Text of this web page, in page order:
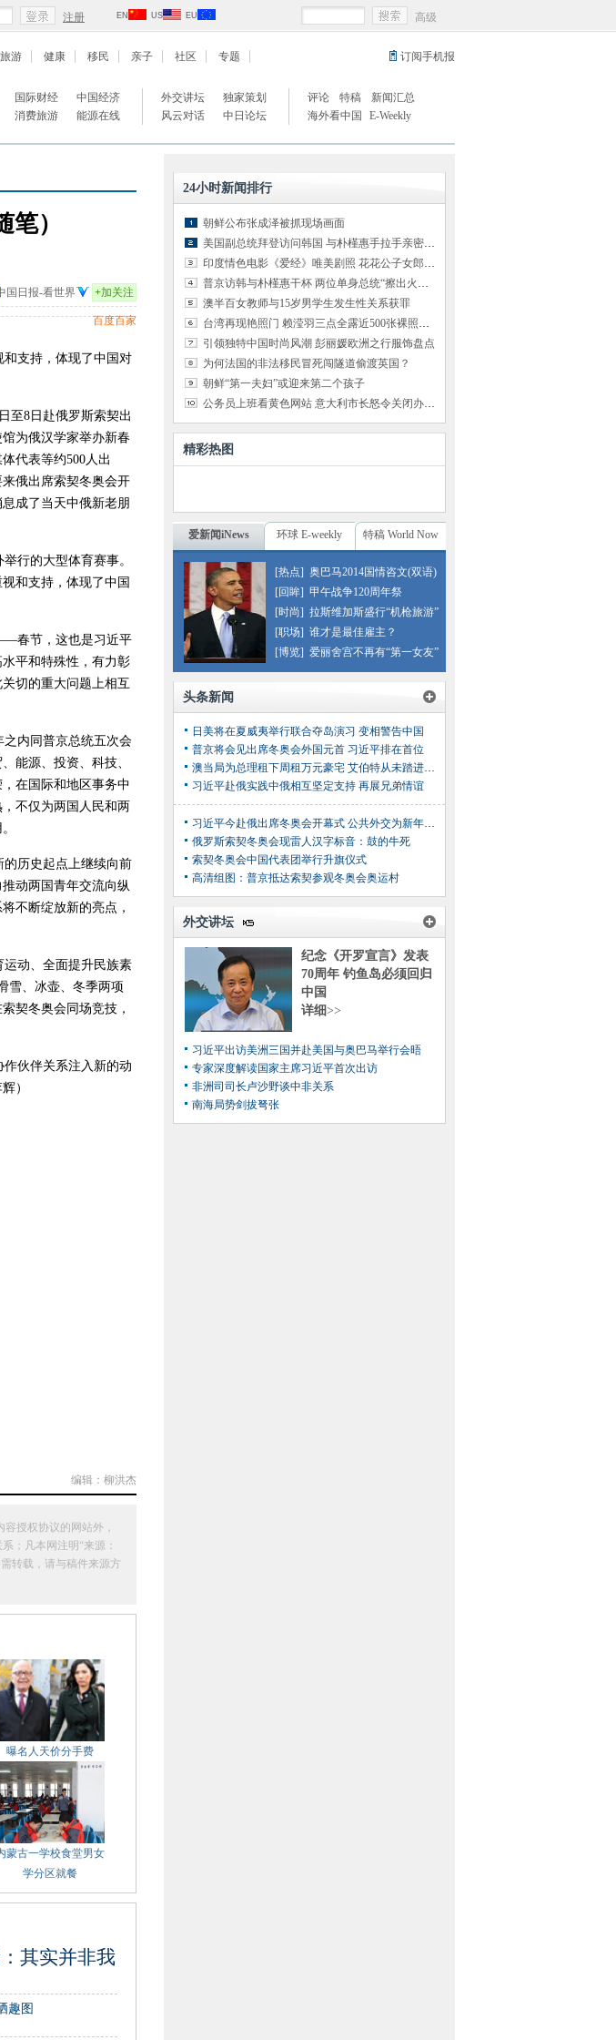
注册 EN US EU 高级
订阅手机报
旅游 健康 移民 亲子 社区 专题
国际财经
中国经济
消费旅游
能源在线
外交讲坛
独家策划
风云对话
中日论坛
评论 特稿
新闻汇总
海外看中国
E-Weekly
）
国日报-看世界
+加关注
百度百家
和支持，体现了中国对
至8日赴俄罗斯索契出
为俄汉学家举办新春
代表等约500人出
俄出席索契冬奥会开
成了当天中俄新老朋
行的大型体育赛事。
和支持，体现了中国
春节，这也是习近平
平和特殊性，有力彰
切的重大问题上相互
之内同普京总统五次会
能源、投资、科技、
在国际和地区事务中
不仅为两国人民和两
的历史起点上继续向前
动两国青年交流向纵
不断绽放新的亮点，
动、全面提升民族素
雪、冰壶、冬季两项
契冬奥会同场竞技，
伙伴关系注入新的动
）
编辑：柳洪杰
授权协议的网站外，
；凡本网注明“来源：
转载，请与稿件来源方
曝名人天价分手费
蒙古一学校食堂男女
学分区就餐
其实并非我
趣图
24小时新闻排行
朝鲜公布张成泽被抓现场画面
美国副总统拜登访问韩国 与朴槿惠手拉手亲密交谈
印度情色电影《爱经》唯美剧照 花花公子女郎出演
普京访韩与朴槿惠干杯 两位单身总统“擦出火花”（组图）
澳半百女教师与15岁男学生发生性关系获罪
台湾再现艳照门 赖滢羽三点全露近500张裸照外泄
引领独特中国时尚风潮 彭丽媛欧洲之行服饰盘点
为何法国的非法移民冒死闯隧道偷渡英国？
朝鲜“第一夫妇”或迎来第二个孩子
公务员上班看黄色网站 意大利市长怒令关闭办公室网络
精彩热图
爱新闻iNews 环球 E-weekly 特稿 World Now
[热点] 奥巴马2014国情咨文(双语)
[回眸] 甲午战争120周年祭
[时尚] 拉斯维加斯盛行“机枪旅游”
[职场] 谁才是最佳雇主？
[博览] 爱丽舍宫不再有“第一女友”
头条新闻
日美将在夏威夷举行联合夺岛演习 变相警告中国
普京将会见出席冬奥会外国元首 习近平排在首位
澳当局为总理租下周租万元豪宅 艾伯特从未踏进去一步
习近平赴俄实践中俄相互坚定支持 再展兄弟情谊
习近平今赴俄出席冬奥会开幕式 公共外交为新年开篇
俄罗斯索契冬奥会现雷人汉字标音：鼓的牛死
索契冬奥会中国代表团举行升旗仪式
高清组图：普京抵达索契参观冬奥会奥运村
外交讲坛
纪念《开罗宣言》发表
70周年 钓鱼岛必须回归
中国
详细>>
习近平出访美洲三国并赴美国与奥巴马举行会晤
专家深度解读国家主席习近平首次出访
非洲司司长卢沙野谈中非关系
南海局势剑拔弩张